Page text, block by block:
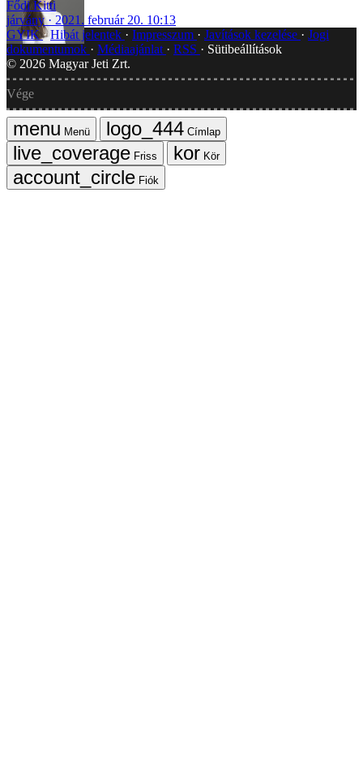
Fődi Kitti
járvány
2021. február 20. 10:13
GYIK Hibát jelentek Impresszum Javítások kezelése
Jogi
dokumentumok
Médiaajánlat RSS
Sütibeállítások
© 2026 Magyar Jeti Zrt.
Vége
Menü
Címlap
Friss
Kör
Fiók